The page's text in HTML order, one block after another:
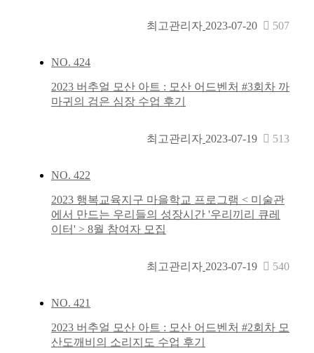
최고관리자 2023-07-20 507
NO. 424
2023 버추얼 모산 아트 : 모산 어드벤처 #3회차 까
마귀의 검은 심장 수업 후기
최고관리자 2023-07-19 513
NO. 422
2023 행복교육지구 마을학교 프로그램 < 미술관
에서 만드는 우리들의 성장시간 '우리끼리 큐레
이터' > 8월 참여자 모집
최고관리자 2023-07-19 540
NO. 421
2023 버추얼 모산 아트 : 모산 어드벤처 #2회차 모
산도깨비의 소리지도 수업 후기